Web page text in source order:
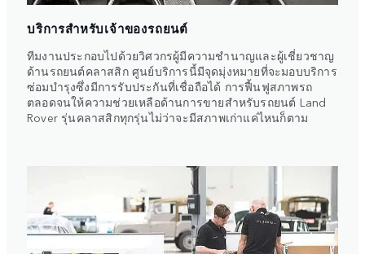
บริการสำหรับเจ้าของรถยนต์
ทีมงานประกอบไปด้วยวิศวกรผู้มีความชำนาญและผู้เชี่ยวชาญ
ด้านรถยนต์คลาสสิก ศูนย์บริการนี้มีจุดมุ่งหมายที่จะมอบบริการ
ซ่อมบำรุงซึ่งมีการรับประกันที่เชื่อถือได้ การฟื้นฟูสภาพรถ
ตลอดจนให้ความช่วยเหลือด้านการขายสำหรับรถยนต์ Land
Rover รุ่นคลาสสิกทุกรุ่นไม่ว่าจะมีสภาพเก่าแค่ไหนก็ตาม